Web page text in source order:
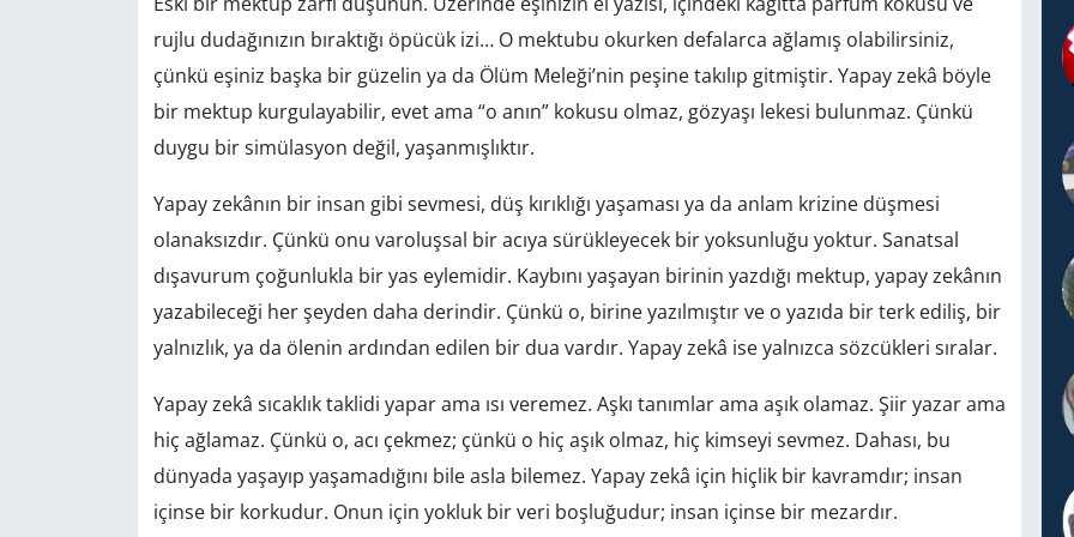
rujlu dudağınızın bıraktığı öpücük izi… O mektubu okurken defalarca ağlamış olabilirsiniz,
çünkü eşiniz başka bir güzelin ya da Ölüm Meleği’nin peşine takılıp gitmiştir. Yapay zekâ böyle
bir mektup kurgulayabilir, evet ama “o anın” kokusu olmaz, gözyaşı lekesi bulunmaz. Çünkü
duygu bir simülasyon değil, yaşanmışlıktır.
Yapay zekânın bir insan gibi sevmesi, düş kırıklığı yaşaması ya da anlam krizine düşmesi
olanaksızdır. Çünkü onu varoluşsal bir acıya sürükleyecek bir yoksunluğu yoktur. Sanatsal
dışavurum çoğunlukla bir yas eylemidir. Kaybını yaşayan birinin yazdığı mektup, yapay zekânın
yazabileceği her şeyden daha derindir. Çünkü o, birine yazılmıştır ve o yazıda bir terk ediliş, bir
yalnızlık, ya da ölenin ardından edilen bir dua vardır. Yapay zekâ ise yalnızca sözcükleri sıralar.
Yapay zekâ sıcaklık taklidi yapar ama ısı veremez. Aşkı tanımlar ama aşık olamaz. Şiir yazar ama
hiç ağlamaz. Çünkü o, acı çekmez; çünkü o hiç aşık olmaz, hiç kimseyi sevmez. Dahası, bu
dünyada yaşayıp yaşamadığını bile asla bilemez. Yapay zekâ için hiçlik bir kavramdır; insan
içinse bir korkudur. Onun için yokluk bir veri boşluğudur; insan içinse bir mezardır.